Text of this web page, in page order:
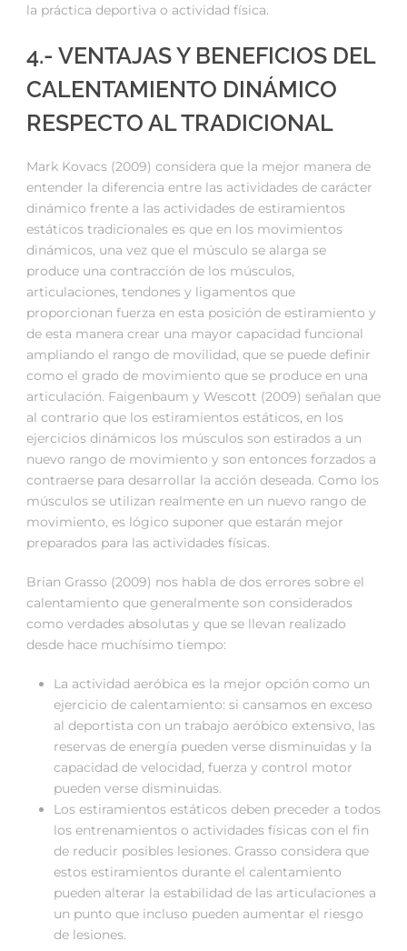
la práctica deportiva o actividad física.
4.- VENTAJAS Y BENEFICIOS DEL
CALENTAMIENTO DINÁMICO
RESPECTO AL TRADICIONAL
Mark Kovacs (2009) considera que la mejor manera de
entender la diferencia entre las actividades de carácter
dinámico frente a las actividades de estiramientos
estáticos tradicionales es que en los movimientos
dinámicos, una vez que el músculo se alarga se
produce una contracción de los músculos,
articulaciones, tendones y ligamentos que
proporcionan fuerza en esta posición de estiramiento y
de esta manera crear una mayor capacidad funcional
ampliando el rango de movilidad, que se puede definir
como el grado de movimiento que se produce en una
articulación. Faigenbaum y Wescott (2009) señalan que
al contrario que los estiramientos estáticos, en los
ejercicios dinámicos los músculos son estirados a un
nuevo rango de movimiento y son entonces forzados a
contraerse para desarrollar la acción deseada. Como los
músculos se utilizan realmente en un nuevo rango de
movimiento, es lógico suponer que estarán mejor
preparados para las actividades físicas.
Brian Grasso (2009) nos habla de dos errores sobre el
calentamiento que generalmente son considerados
como verdades absolutas y que se llevan realizado
desde hace muchísimo tiempo:
La actividad aeróbica es la mejor opción como un
ejercicio de calentamiento: si cansamos en exceso
al deportista con un trabajo aeróbico extensivo, las
reservas de energía pueden verse disminuidas y la
capacidad de velocidad, fuerza y control motor
pueden verse disminuidas.
Los estiramientos estáticos deben preceder a todos
los entrenamientos o actividades físicas con el fin
de reducir posibles lesiones. Grasso considera que
estos estiramientos durante el calentamiento
pueden alterar la estabilidad de las articulaciones a
un punto que incluso pueden aumentar el riesgo
de lesiones.